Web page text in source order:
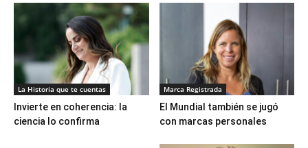
La Historia que te cuentas
Invierte en coherencia: la
ciencia lo confirma
Marca Registrada
El Mundial también se jugó
con marcas personales